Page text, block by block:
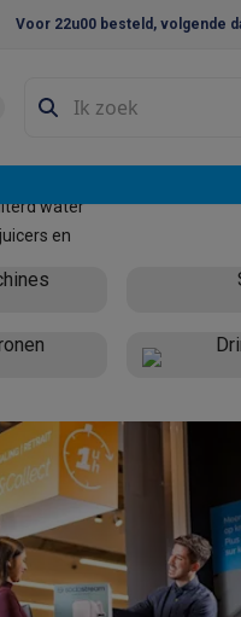
Voor 22u00 besteld, volgende
koelkastenAmerikaanse
koelkasten
Gasfornuizen
Capsule- &
Juicers Eierkokers
monsieur machines
Soepmakers
Kookrobots
PizzamakersAccessoires
water
en